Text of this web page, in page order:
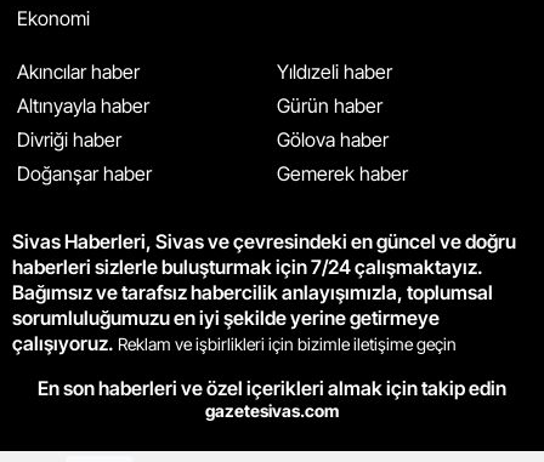
Ekonomi
Akıncılar haber
Altınyayla haber
Divriği haber
Doğanşar haber
Yıldızeli haber
Gürün haber
Gölova haber
Gemerek haber
Sivas Haberleri, Sivas ve çevresindeki en güncel ve doğru
haberleri sizlerle buluşturmak için 7/24 çalışmaktayız.
Bağımsız ve tarafsız habercilik anlayışımızla, toplumsal
sorumluluğumuzu en iyi şekilde yerine getirmeye
çalışıyoruz. Reklam ve işbirlikleri için bizimle iletişime geçin
En son haberleri ve özel içerikleri almak için takip edin
gazetesivas.com